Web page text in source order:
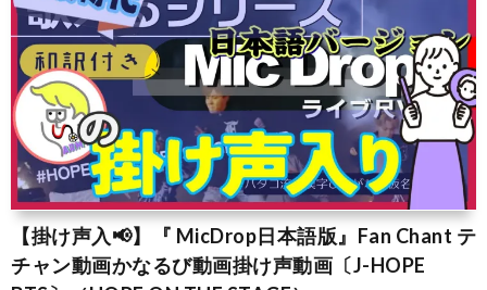
【掛け声入📢】『 MicDrop日本語版』Fan Chant テ
チャン動画かなるび動画掛け声動画〔J-HOPE